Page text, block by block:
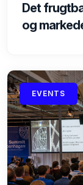
Det
og
EVENTS